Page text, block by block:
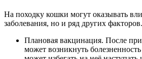
На походку кошки могут оказывать
заболевания, но и ряд других факторов.
Плановая вакцинация. После
может возникнуть